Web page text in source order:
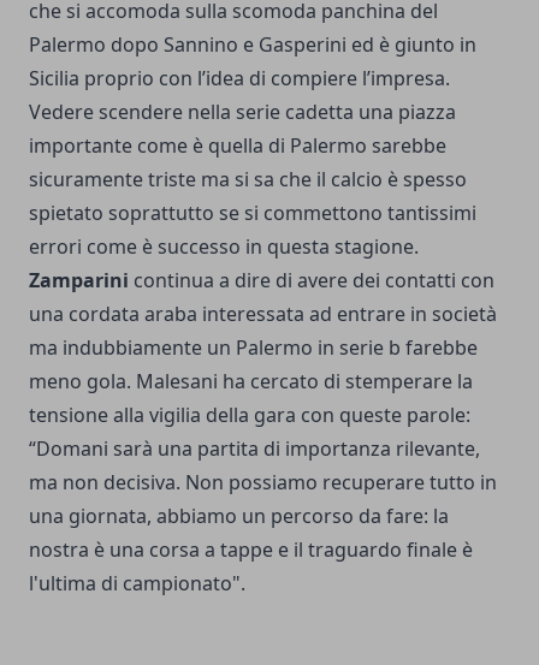
che si accomoda sulla scomoda panchina del
Palermo dopo Sannino e Gasperini ed è giunto in
Sicilia proprio con l’idea di compiere l’impresa.
Vedere scendere nella serie cadetta una piazza
importante come è quella di Palermo sarebbe
sicuramente triste ma si sa che il calcio è spesso
spietato soprattutto se si commettono tantissimi
errori come è successo in questa stagione.
Zamparini continua a dire di avere dei contatti con
una cordata araba interessata ad entrare in società
ma indubbiamente un Palermo in serie b farebbe
meno gola. Malesani ha cercato di stemperare la
tensione alla vigilia della gara con queste parole:
“Domani sarà una partita di importanza rilevante,
ma non decisiva. Non possiamo recuperare tutto in
una giornata, abbiamo un percorso da fare: la
nostra è una corsa a tappe e il traguardo finale è
l'ultima di campionato".